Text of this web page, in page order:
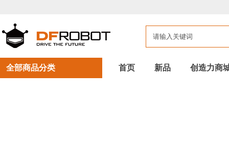
全部商品分类 首页 新品 创造力商